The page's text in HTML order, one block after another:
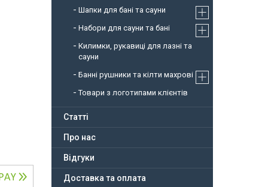
Шапки для бані та сауни
Набори для сауни та бані
Килимки, рукавиці для лазні та
сауни
Банні рушники та кілти махрові
Товари з логотипами клієнтів
Статті
Про нас
Відгуки
Доставка та оплата